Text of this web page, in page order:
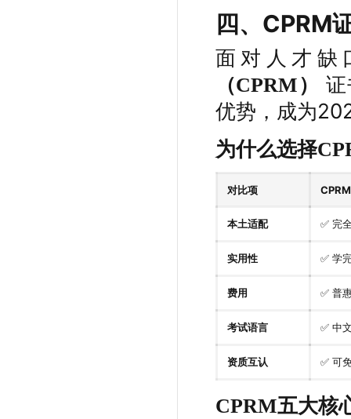
四、CPRM
面对人才缺
（CPRM）
优势，成为
为什么选择
对比项 CPRM
本土适配 ✅ 完
实用性 ✅ 学
费用 ✅ 普
考试语言 ✅ 中
资质互认 ✅ 可
CPRM五大核